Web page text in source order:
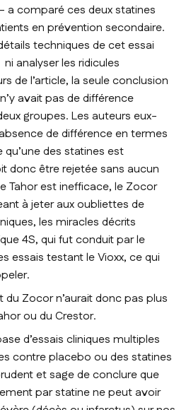
a comparé ces deux statines
en prévention secondaire.
techniques de cet essai
analyser les ridicules
de l’article, la seule conclusion
avait pas de différence
groupes. Les auteurs eux-
de différence en termes
qu’une des statines est
donc être rejetée sans aucun
Tahor est inefficace, le Zocor
à jeter aux oubliettes de
les miracles décrits
4S, qui fut conduit par le
essais testant le Vioxx, ce qui
du Zocor n’aurait donc pas plus
ou du Crestor.
d’essais cliniques multiples
contre placebo ou des statines
et sage de conclure que
par statine ne peut avoir